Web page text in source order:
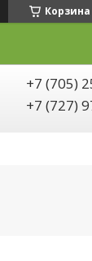
Корзина
+7 (705)
+7 (727)